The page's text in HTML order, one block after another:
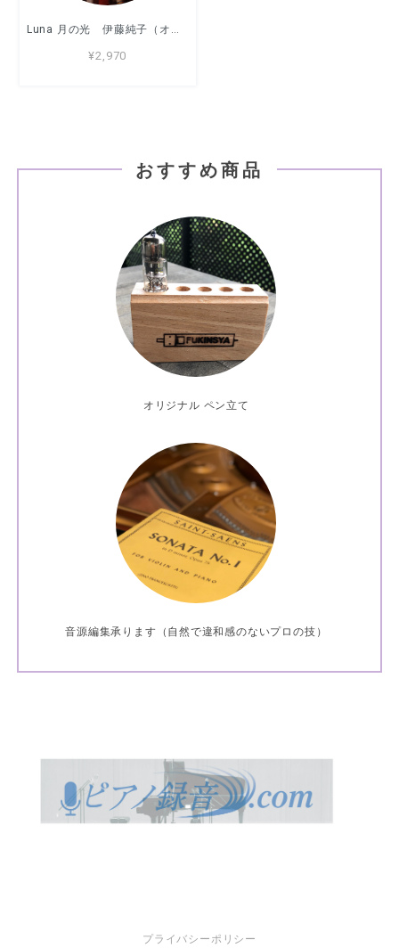
¥2,970
おすすめ商品
オリジナル ペン立て
音源編集承ります（自然で違和感のないプロの技）
プライバシーポリシー